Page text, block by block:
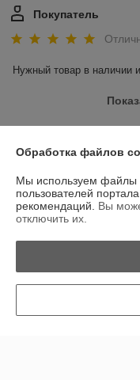
Покупатель
Нужный товар в наличии
О нас
Контакты
Обработка файлов
Мы используем файлы
пользователей
рекомендаций. Вы
отключить их.